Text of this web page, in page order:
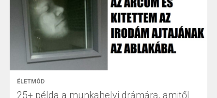
ÉLETMÓD
25+ példa a munkahelyi drámára, amitől